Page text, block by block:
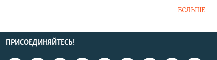
БОЛЬШЕ
ПРИСОЕДИНЯЙТЕСЬ!